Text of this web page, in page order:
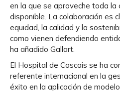
en la que se aproveche toda la
disponible. La colaboración es
equidad, la calidad y la
como vienen defendiendo
ha añadido Gallart.
El Hospital de Cascais se ha
referente internacional en la
éxito en la aplicación de